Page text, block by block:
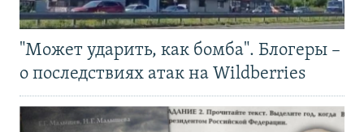
"Может ударить, как бомба". Блогеры –
о последствиях атак на Wildberries